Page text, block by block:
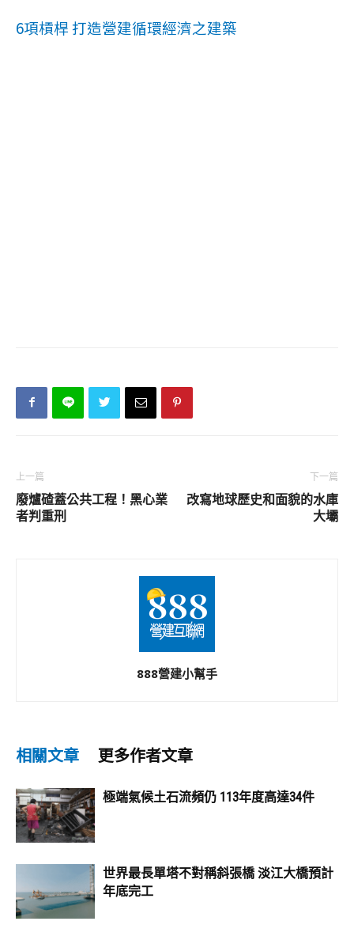
6項槓桿 打造營建循環經濟之建築
上一篇
廢爐碴蓋公共工程！黑心業
者判重刑
下一篇
改寫地球歷史和面貌的水庫
大壩
888營建小幫手
相關文章 更多作者文章
極端氣候土石流頻仍 113年度高達34件
世界最長單塔不對稱斜張橋 淡江大橋預計
年底完工